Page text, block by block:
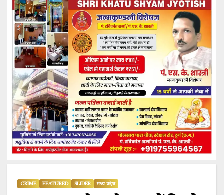
CRIME FEATURED SLIDER मध्य प्रदेश